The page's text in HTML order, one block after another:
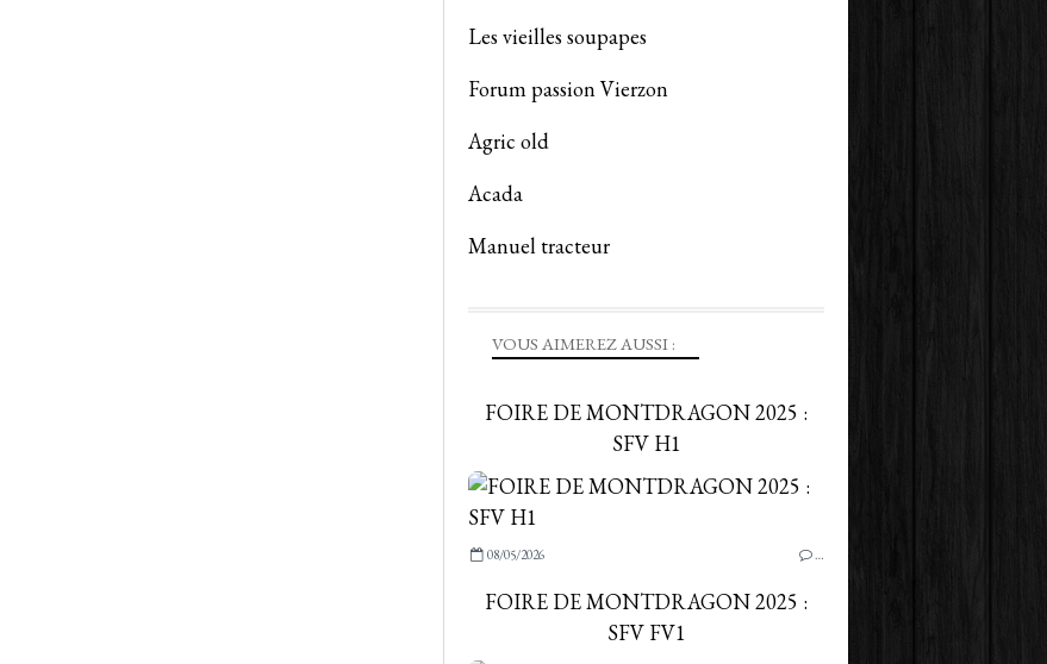
VOUS AIMEREZ AUSSI :
FOIRE DE MONTDRAGON 2025 :
SFV H1
08/05/2026 …
FOIRE DE MONTDRAGON 2025 :
SFV FV1
Les vieilles soupapes
Forum passion Vierzon
Agric old
Acada
Manuel tracteur